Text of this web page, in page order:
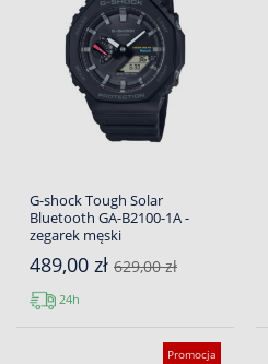
G-shock Tough Solar
Bluetooth GA-B2100-1A -
zegarek męski
489,00 zł 629,00 zł
24h
Promocja